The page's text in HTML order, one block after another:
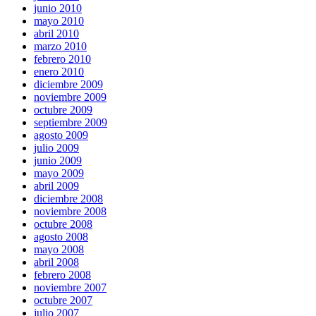
junio 2010
mayo 2010
abril 2010
marzo 2010
febrero 2010
enero 2010
diciembre 2009
noviembre 2009
octubre 2009
septiembre 2009
agosto 2009
julio 2009
junio 2009
mayo 2009
abril 2009
diciembre 2008
noviembre 2008
octubre 2008
agosto 2008
mayo 2008
abril 2008
febrero 2008
noviembre 2007
octubre 2007
julio 2007